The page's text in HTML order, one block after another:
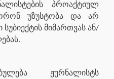
პროაქტიულ
უზუსტობა და არ
მიმართვას ან/
ჟურნალისტს